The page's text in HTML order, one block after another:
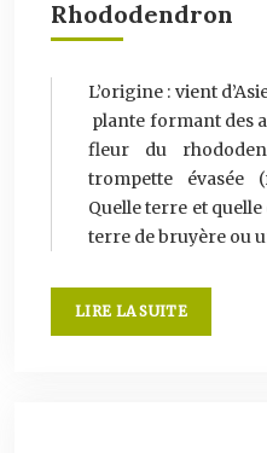
Rhododendron
L’origine : vient
plante formant des
fleur du
trompette évasée
Quelle terre et
terre de bruyère ou
LIRE LA SUITE